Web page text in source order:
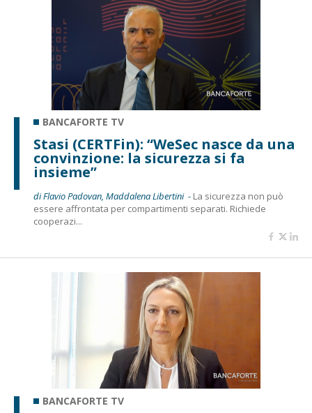
BANCAFORTE TV
Stasi (CERTFin): “WeSec nasce da una
convinzione: la sicurezza si fa
insieme”
di Flavio Padovan, Maddalena Libertini - La sicurezza non può
essere affrontata per compartimenti separati. Richiede
cooperazi...
BANCAFORTE TV